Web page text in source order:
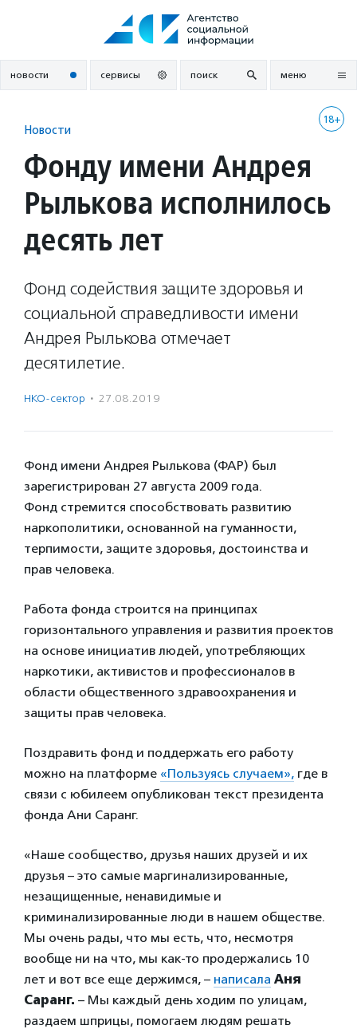
новости сервисы поиск меню
18+
Новости
Фонду имени Андрея
Рылькова исполнилось
десять лет
Фонд содействия защите здоровья и
социальной справедливости имени
Андрея Рылькова отмечает
десятилетие.
НКО-сектор · 27.08.2019
Фонд имени Андрея Рылькова (ФАР) был
зарегистрирован 27 августа 2009 года.
Фонд стремится способствовать развитию
наркополитики, основанной на гуманности,
терпимости, защите здоровья, достоинства и
прав человека.
Работа фонда строится на принципах
горизонтального управления и развития проектов
на основе инициатив людей, употребляющих
наркотики, активистов и профессионалов в
области общественного здравоохранения и
защиты прав человека.
Поздравить фонд и поддержать его работу
можно на платформе «Пользуясь случаем», где в
связи с юбилеем опубликован текст президента
фонда Ани Саранг.
«Наше сообщество, друзья наших друзей и их
друзья – это самые маргинализированные,
незащищенные, ненавидимые и
криминализированные люди в нашем обществе.
Мы очень рады, что мы есть, что, несмотря
вообще ни на что, мы как-то продержались 10
лет и вот все еще держимся, – написала Аня
Саранг. – Мы каждый день ходим по улицам,
раздаем шприцы, помогаем людям решать